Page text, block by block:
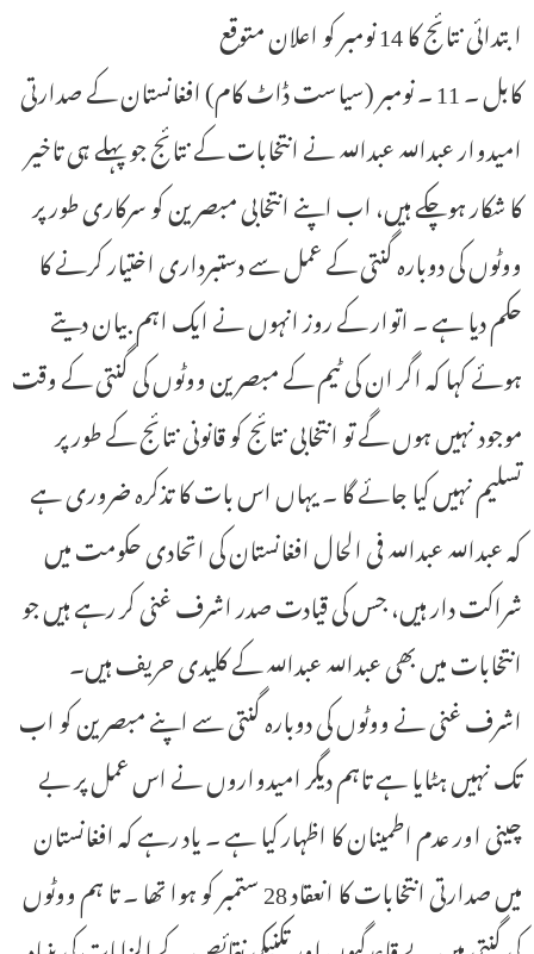
ابتدائی نتائج کا 14 نومبر کو اعلان متوقع
کابل ۔ 11 ۔ نومبر (سیاست ڈاٹ کام) افغانستان کے صدارتی
امیدوار عبداللہ عبداللہ نے انتخابات کے نتائج جو پہلے ہی تاخیر
کا شکار ہوچکے ہیں، اب اپنے انتخابی مبصرین کو سرکاری طور پر
ووٹوں کی دوبارہ گنتی کے عمل سے دستبرداری اختیار کرنے کا
حکم دیا ہے ۔ اتوار کے روز انہوں نے ایک اہم بیان دیتے
ہوئے کہا کہ اگر ان کی ٹیم کے مبصرین ووٹوں کی گنتی کے وقت
موجود نہیں ہوں گے تو انتخابی نتائج کو قانونی نتائج کے طور پر
تسلیم نہیں کیا جائے گا ۔ یہاں اس بات کا تذکرہ ضروری ہے
کہ عبداللہ عبداللہ فی الحال افغانستان کی اتحادی حکومت میں
شراکت دار ہیں، جس کی قیادت صدر اشرف غنی کر رہے ہیں جو
انتخابات میں بھی عبداللہ عبداللہ کے کلیدی حریف ہیں۔
اشرف غنی نے ووٹوں کی دوبارہ گنتی سے اپنے مبصرین کو اب
تک نہیں ہٹایا ہے تاہم دیگر امیدواروں نے اس عمل پر بے
چینی اور عدم اطمینان کا اظہار کیا ہے ۔ یاد رہے کہ افغانستان
میں صدارتی انتخابات کا انعقاد 28 ستمبر کو ہوا تھا ۔ تا ہم ووٹوں